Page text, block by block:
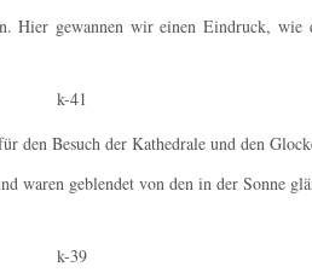
Hier gewannen wir einen Eindruck, wie
den Besuch der Kathedrale und den
waren geblendet von den in der Sonne